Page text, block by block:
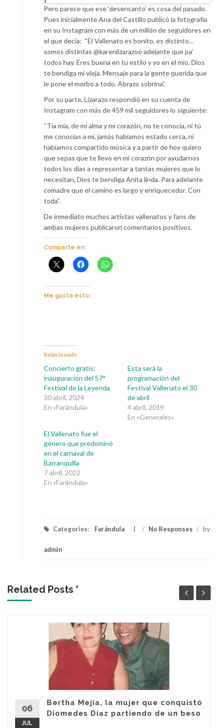
Pero parece que ese ‘desencanto’ es cosa del pasado.
Pues inicialmente Ana del Castillo publicó la fotografía
en su Instagram con más de un millón de seguidores en
el que decía: “El Vallenato es bonito, es distinto…
somos distintas @karenlizarazoo adelante que pa’
todos hay. Eres buena en tu estilo y yo en el mío. Dios
te bendiga mi vieja. Mensaje para la gente querida que
le pone el morbo a todo. Abrazo sobrina”.
Por su parte, Lizarazo respondió en su cuenta de
Instagram con más de 459 mil seguidores lo siguiente:
“Tía mía, de mi alma y mi corazón, no te conocía, ni tú
me conocías a mí, jamás habíamos estado cerca, ni
habíamos compartido música y a partir de hoy quiero
que sepas que te llevo en mi corazón por ayudarnos
todos los días a representar a tantas mujeres que lo
necesitan, Dios te bendiga Anita linda. Para adelante
comadre que el camino es largo y enriquecedor. Con
toda”.
De inmediato muchos artistas vallenatos y fans de
ambas mujeres publicaron comentarios positivos.
Comparte en:
Me gusta esto:
Relacionado
Concierto gratis:
inauguración del 57°
Festival de la Leyenda
30 abril, 2024
En «Farándula»
Esta será la
programación del
Festival Vallenato el 30
de abril
4 abril, 2019
En «Generales»
El Vallenato fue el
género que predominó
en el carnaval de
Barranquilla
7 abril, 2022
En «Farándula»
Categories: Farándula / No Responses / by
admin
Related Posts '
06
JUL
Bertha Mejía, la mujer que conquistó
Diomedes Díaz partiendo de un beso